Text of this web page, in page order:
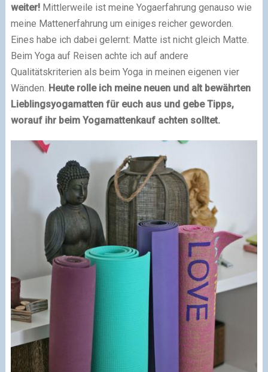
weiter! Mittlerweile ist meine Yogaerfahrung genauso wie
meine Mattenerfahrung um einiges reicher geworden.
Eines habe ich dabei gelernt: Matte ist nicht gleich Matte.
Beim Yoga auf Reisen achte ich auf andere
Qualitätskriterien als beim Yoga in meinen eigenen vier
Wänden. Heute rolle ich meine neuen und alt bewährten
Lieblingsyogamatten für euch aus und gebe Tipps,
worauf ihr beim Yogamattenkauf achten solltet.